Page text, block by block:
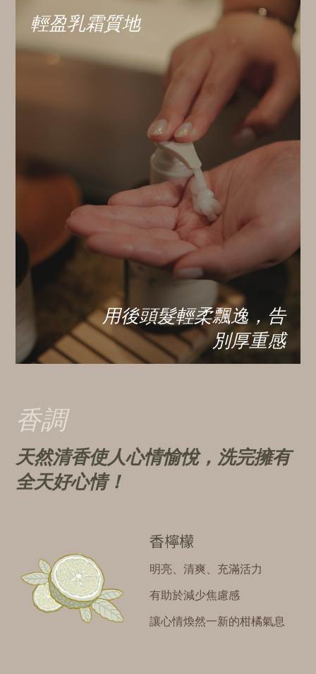
輕盈乳霜質地
用後頭髮輕柔飄逸，告
別厚重感
香調
天然清香使人心情愉悅，洗完擁有
全天好心情！
香檸檬
明亮、清爽、充滿活力
有助於減少焦慮感
讓心情煥然一新的柑橘氣息